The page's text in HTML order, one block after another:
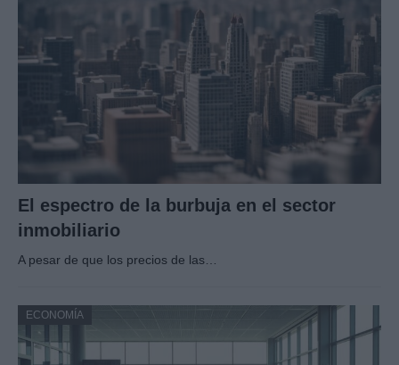
El espectro de la burbuja en el sector
inmobiliario
A pesar de que los precios de las…
ECONOMÍA